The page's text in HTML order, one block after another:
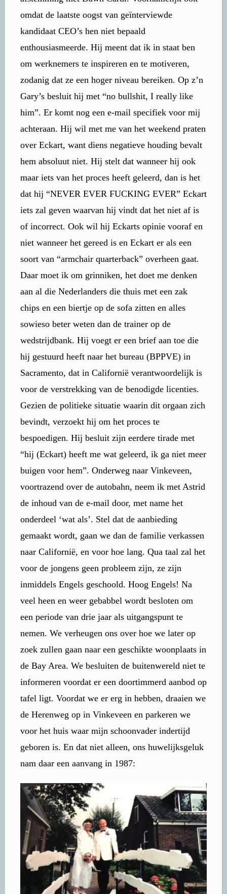
omdat de laatste oogst van geïnterviewde
kandidaat CEO’s hen niet bepaald
enthousiasmeerde. Hij meent dat ik in staat ben
om werknemers te inspireren en te motiveren,
zodanig dat ze een hoger niveau bereiken. Op z’n
Gary’s besluit hij met “no bullshit, I really like
him”. Er komt nog een e-mail specifiek voor mij
achteraan. Hij wil met me van het weekend praten
over Eckart, want diens negatieve houding bevalt
hem absoluut niet. Hij stelt dat wanneer hij ook
maar iets van het proces heeft geleerd, dan is het
dat hij “NEVER EVER FUCKING EVER” Eckart
iets zal geven waarvan hij vindt dat het niet af is
of incorrect. Ook wil hij Eckarts opinie vooraf en
niet wanneer het gereed is en Eckart er als een
soort van “armchair quarterback” overheen gaat.
Daar moet ik om grinniken, het doet me denken
aan al die Nederlanders die thuis met een zak
chips en een biertje op de sofa zitten en alles
sowieso beter weten dan de trainer op de
wedstrijdbank. Hij voegt er een brief aan toe die
hij gestuurd heeft naar het bureau (BPPVE) in
Sacramento, dat in Californië verantwoordelijk is
voor de verstrekking van de benodigde licenties.
Gezien de politieke situatie waarin dit orgaan zich
bevindt, verzoekt hij om het proces te
bespoedigen. Hij besluit zijn eerdere tirade met
“hij (Eckart) heeft me wat geleerd, ik ga niet meer
buigen voor hem”. Onderweg naar Vinkeveen,
voortrazend over de autobahn, neem ik met Astrid
de inhoud van de e-mail door, met name het
onderdeel ‘wat als’. Stel dat de aanbieding
gemaakt wordt, gaan we dan de familie verkassen
naar Californië, en voor hoe lang. Qua taal zal het
voor de jongens geen probleem zijn, ze zijn
inmiddels Engels geschoold. Hoog Engels! Na
veel heen en weer gebabbel wordt besloten om
een periode van drie jaar als uitgangspunt te
nemen. We verheugen ons over hoe we later op
zoek zullen gaan naar een geschikte woonplaats in
de Bay Area. We besluiten de buitenwereld niet te
informeren voordat er een doortimmerd aanbod op
tafel ligt. Voordat we er erg in hebben, draaien we
de Herenweg op in Vinkeveen en parkeren we
voor het huis waar mijn schoonvader indertijd
geboren is. En dat niet alleen, ons huwelijksgeluk
nam daar een aanvang in 1987: